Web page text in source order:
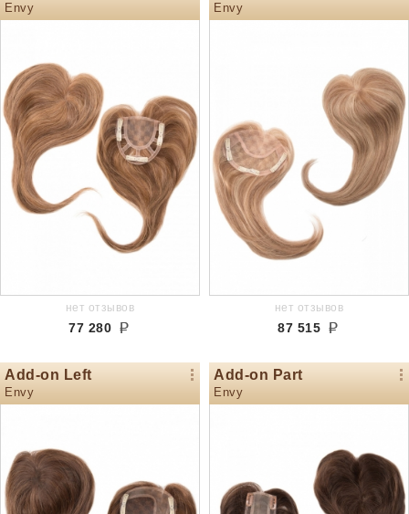
Envy
нет отзывов
77 280
Envy
нет отзывов
87 515
Add-on Left
Envy
Add-on Part
Envy